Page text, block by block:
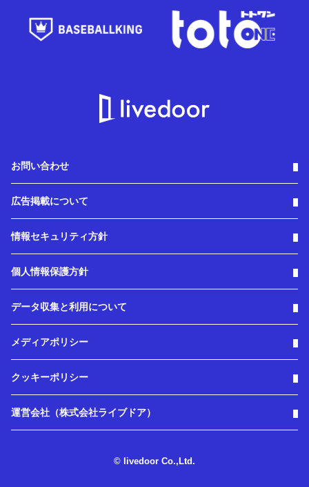
お問い合わせ
広告掲載について
情報セキュリティ方針
個人情報保護方針
データ収集と利用について
メディアポリシー
クッキーポリシー
運営会社（株式会社ライブドア）
© livedoor Co.,Ltd.